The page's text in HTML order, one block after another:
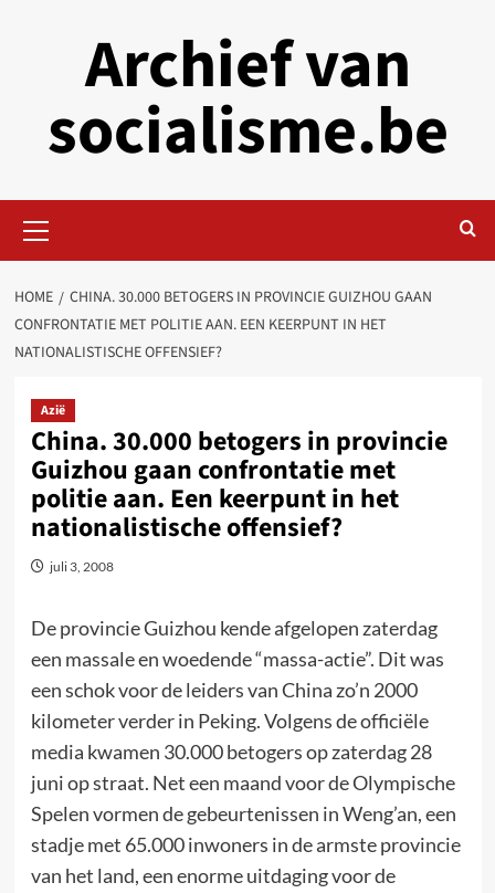
Archief van
socialisme.be
Menu
HOME
CHINA. 30.000 BETOGERS IN PROVINCIE GUIZHOU GAAN
CONFRONTATIE MET POLITIE AAN. EEN KEERPUNT IN HET
NATIONALISTISCHE OFFENSIEF?
Azië
China. 30.000 betogers in provincie
Guizhou gaan confrontatie met
politie aan. Een keerpunt in het
nationalistische offensief?
juli 3, 2008
De provincie Guizhou kende afgelopen zaterdag
een massale en woedende “massa-actie”. Dit was
een schok voor de leiders van China zo’n 2000
kilometer verder in Peking. Volgens de officiële
media kwamen 30.000 betogers op zaterdag 28
juni op straat. Net een maand voor de Olympische
Spelen vormen de gebeurtenissen in Weng’an, een
stadje met 65.000 inwoners in de armste provincie
van het land, een enorme uitdaging voor de